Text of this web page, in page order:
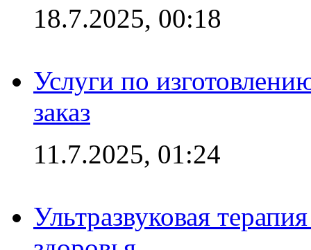
18.7.2025, 00:18
Услуги по
заказ
11.7.2025, 01:24
Ультразвуковая